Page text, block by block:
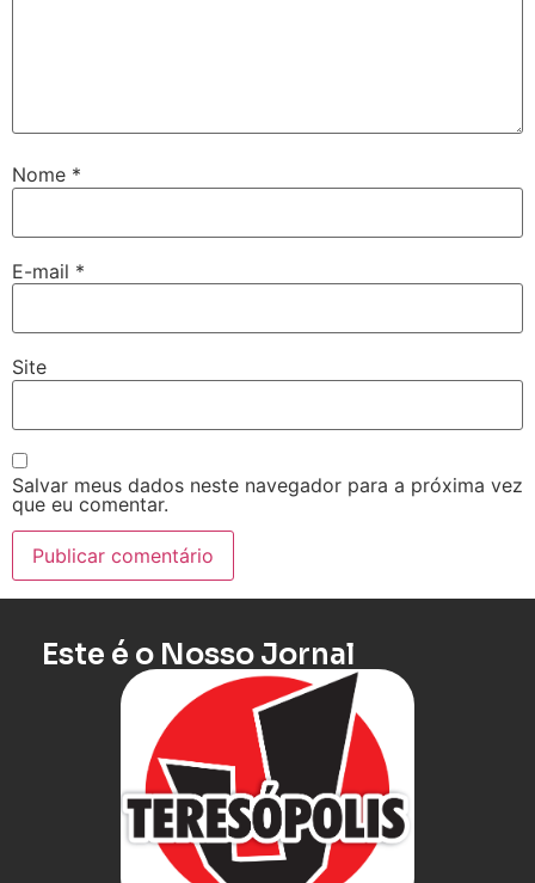
Nome *
E-mail *
Site
Salvar meus dados neste navegador para a próxima vez
que eu comentar.
Este é o Nosso Jornal